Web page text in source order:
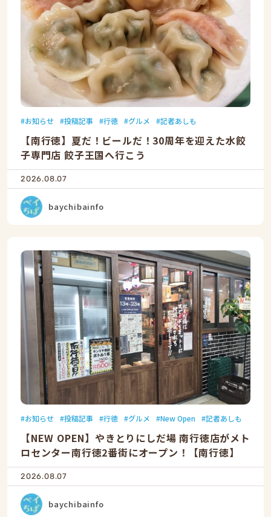
お知らせ 投稿記事 行徳 グルメ 記者あしも
【南行徳】夏だ！ビールだ！30周年を迎えた水餃
子専門店 餃子王国へ行こう
2026.08.07
baychibainfo
お知らせ 投稿記事 行徳 グルメ New Open 記者あしも
【NEW OPEN】やきとりにしだ場 南行徳店がメト
ロセンター南行徳2番街にオープン！【南行徳】
2026.08.07
baychibainfo